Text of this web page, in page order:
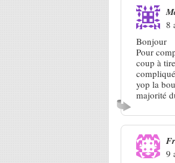
8
Bonjour
Pour
coup à
yop la
majorité
9